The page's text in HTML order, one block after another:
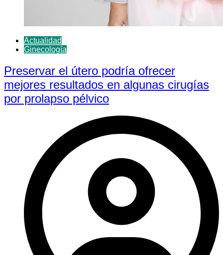
Actualidad
Ginecología
Preservar el útero podría ofrecer
mejores resultados en algunas cirugías
por prolapso pélvico